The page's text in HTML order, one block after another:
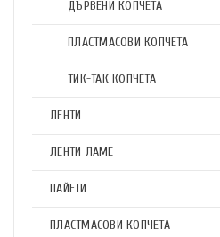
ДЪРВЕНИ КОПЧЕТА
ПЛАСТМАСОВИ КОПЧЕТА
ТИК-ТАК КОПЧЕТА
ЛЕНТИ
ЛЕНТИ ЛАМЕ
ПАЙЕТИ
ПЛАСТМАСОВИ КОПЧЕТА